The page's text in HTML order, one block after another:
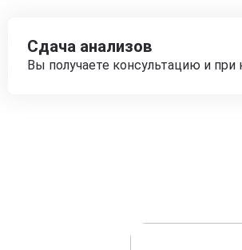
Сдача анализов
Вы получаете консультацию и